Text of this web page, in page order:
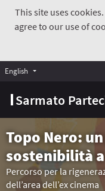
This site uses
agree to our use of
Sarmato
English Choose language
Topo Nero:
sostenibilità
Percorso per la
dell’area dell’ex cinema